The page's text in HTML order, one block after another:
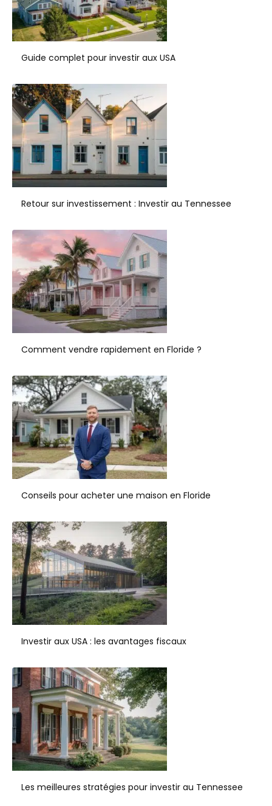
Guide complet pour investir aux USA
Retour sur investissement : Investir au Tennessee
Comment vendre rapidement en Floride ?
Conseils pour acheter une maison en Floride
Investir aux USA : les avantages fiscaux
Les meilleures stratégies pour investir au Tennessee